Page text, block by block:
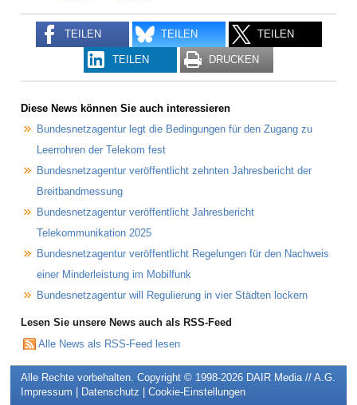
TEILEN TEILEN TEILEN
TEILEN DRUCKEN
Diese News können Sie auch interessieren
Bundesnetzagentur legt die Bedingungen für den Zugang zu
Leerrohren der Telekom fest
Bundesnetzagentur veröffentlicht zehnten Jahresbericht der
Breitbandmessung
Bundesnetzagentur veröffentlicht Jahresbericht
Telekommunikation 2025
Bundesnetzagentur veröffentlicht Regelungen für den Nachweis
einer Minderleistung im Mobilfunk
Bundesnetzagentur will Regulierung in vier Städten lockern
Lesen Sie unsere News auch als RSS-Feed
Alle News als RSS-Feed lesen
Alle Rechte vorbehalten. Copyright © 1998-2026 DAIR Media // A.G.
Impressum
Datenschutz Cookie-Einstellungen